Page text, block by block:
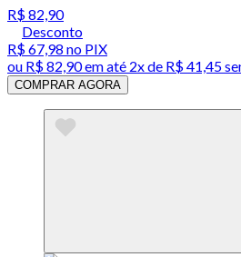
R$ 82,90
Desconto
R$ 67,98 no PIX
ou R$ 82,90em até 2x de R$ 41,45
COMPRAR AGORA